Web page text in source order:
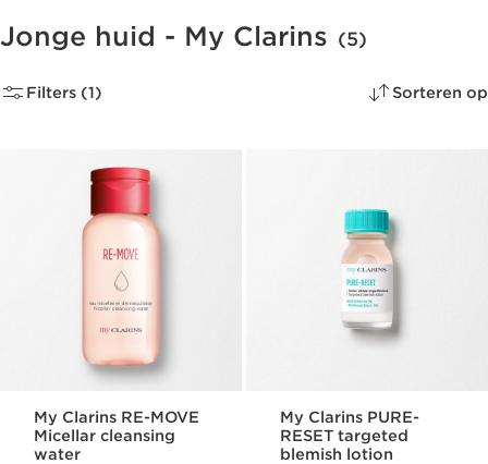
Jonge huid - My Clarins (5)
Filters (1) Sorteren op
My Clarins RE-MOVE
Micellar cleansing
water
My Clarins PURE-
RESET targeted
blemish lotion